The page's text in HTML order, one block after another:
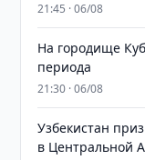
21:45 · 06/08
На городище
периода
21:30 · 06/08
Узбекистан
в Центральной